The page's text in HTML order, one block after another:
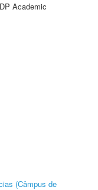
Academic
(Câmpus de